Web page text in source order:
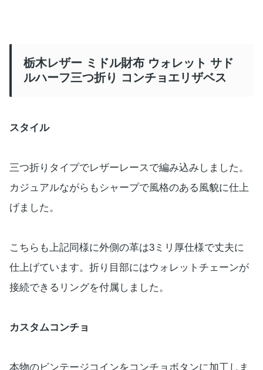
栃木レザー ミドル財布 ウォレット サド
ルハーフ三つ折り コンチョエリザベス
スタイル
三つ折りタイプでレザーレースで編み込みしました。
カジュアルながらもシャープで風格のある風貌に仕上
げました。
こちらも上記同様に外側の革は3ミリ厚仕様で丈夫に
仕上げています。折り目部にはウォレットチェーンが
接続できるリングを付属しました。
カスタムコンチョ
本物のビンテージコインをコンチョボタンに加工しま